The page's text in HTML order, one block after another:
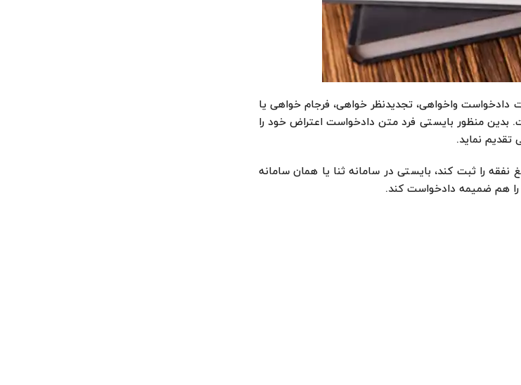
واخواهی، تجدیدنظر خواهی، فرجام خواهی یا
بدین منظور بایستی فرد متن دادخواست اعتراض خود را
تقدیم نماید.
را ثبت کند، بایستی در سامانه ثنا یا همان سامانه
هم ضمیمه دادخواست کند.